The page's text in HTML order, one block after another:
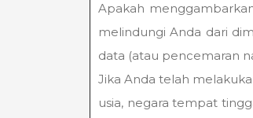
Apakah
melindungi Anda dari
data (atau pencemaran
Jika Anda telah
usia, negara tempat